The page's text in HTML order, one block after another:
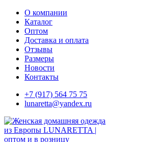
Skip
content
О компании
Каталог
Оптом
Доставка и оплата
Отзывы
Размеры
Новости
Контакты
+7 (917) 564 75 75
lunaretta@yandex.ru